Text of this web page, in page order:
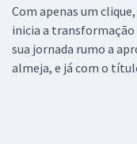
Com apenas um
inicia a transformação
sua jornada rumo a
almeja, e já com o